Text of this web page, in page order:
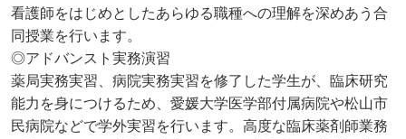
看護師をはじめとしたあらゆる職種への理解を深めあう合
同授業を行います。
◎アドバンスト実務演習
薬局実務実習、病院実務実習を修了した学生が、臨床研究
能力を身につけるため、愛媛大学医学部付属病院や松山市
民病院などで学外実習を行います。高度な臨床薬剤師業務